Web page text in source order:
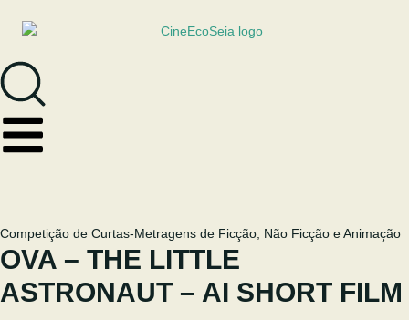
Competição de Curtas-Metragens de Ficção, Não Ficção e Animação
OVA – THE LITTLE
ASTRONAUT – AI SHORT FILM